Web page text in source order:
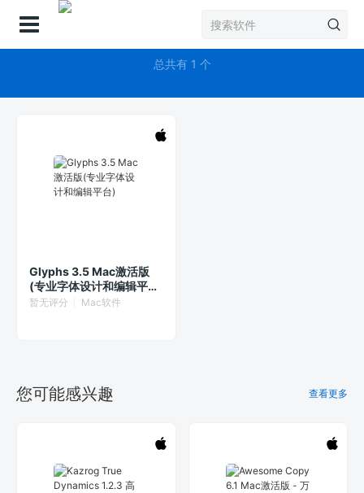
总共有 1 个
Glyphs 3.5 Mac激活版
(专业字体设计和编辑平
台)
暂无评分 Mac软件
您可能感兴趣 查看更多